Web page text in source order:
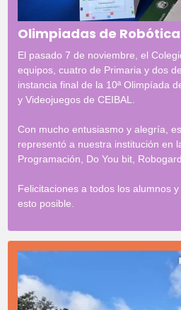
Olimpiadas de Robótica
El pasado 7 de noviembre, el
equipos, cuatro de Primaria y dos
instancia final de la 10ª Olimpíada
y Videojuegos de CEIBAL.
Con mucho entusiasmo y alegría,
representó a nuestra institución en
Programación, Do You bit,
Felicitaciones a todos los alumnos
esto posible.